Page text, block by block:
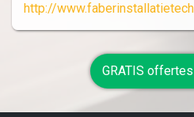
http://
GRATIS